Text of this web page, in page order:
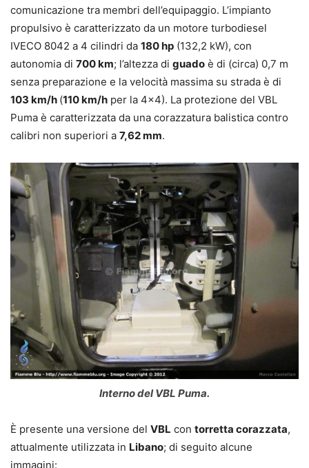
comunicazione tra membri dell’equipaggio. L’impianto
propulsivo è caratterizzato da un motore turbodiesel
IVECO 8042 a 4 cilindri da 180 hp (132,2 kW), con
autonomia di 700 km; l’altezza di guado è di (circa) 0,7 m
senza preparazione e la velocità massima su strada è di
103 km/h (110 km/h per la 4×4). La protezione del VBL
Puma è caratterizzata da una corazzatura balistica contro
calibri non superiori a 7,62 mm.
Interno del VBL Puma.
È presente una versione del VBL con torretta corazzata,
attualmente utilizzata in Libano; di seguito alcune
immagini: